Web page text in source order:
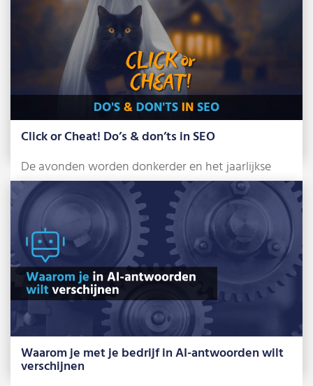
Lees meer »
Click or Cheat! Do’s & don’ts in SEO
De avonden worden donkerder en het jaarlijkse
griezelfeest staat alweer voor de deur: Halloween.
[…]
Lees meer »
Waarom je met je bedrijf in AI-antwoorden wilt
verschijnen